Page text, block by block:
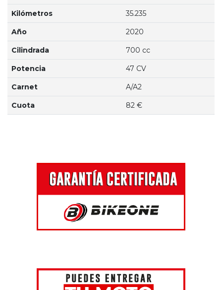
Kilómetros 35.235
Año 2020
Cilindrada 700 cc
Potencia 47 CV
Carnet A/A2
Cuota 82 €